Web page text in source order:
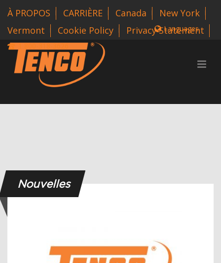
À PROPOS CARRIÈRE Canada
New York
Vermont
Cookie Policy Privacy Statement
1 800-318-3626
Languages
Nouvelles